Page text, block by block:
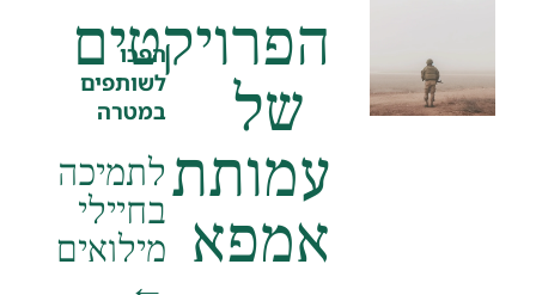
הפרויקטים
של
עמותת
אמפא
הפכו
לשותפים
במטרה
לתמיכה
בחיילי
מילואים